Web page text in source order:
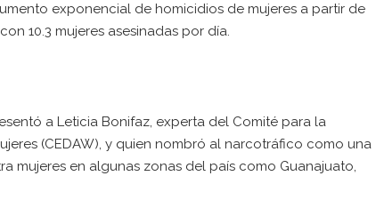
exponencial de homicidios de mujeres a partir de
10.3 mujeres asesinadas por día.
a Leticia Bonifaz, experta del Comité para la
(CEDAW), y quien nombró al narcotráfico como una
mujeres en algunas zonas del país como Guanajuato,